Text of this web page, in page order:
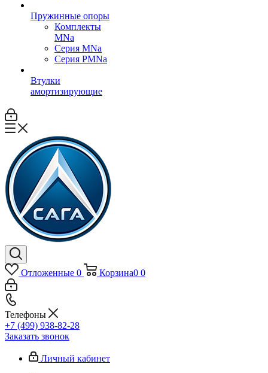
Пружинные опоры
Комплекты
MNa
Серия MNa
Серия PMNa
Втулки
амортизирующие
Отложенные 0 Корзина0 0
Телефоны
+7 (499) 938-82-28
Заказать звонок
Личный кабинет